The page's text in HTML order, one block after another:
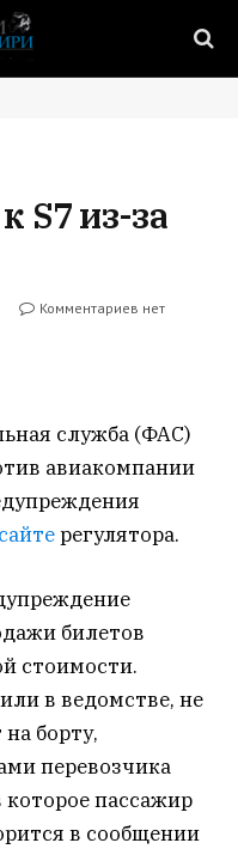
S7 из-за
Комментариев нет
служба (ФАС)
авиакомпании
сайтерегулятора.
билетов
стоимости.
в ведомстве, не
борту,
перевозчика
пассажир
в сообщении